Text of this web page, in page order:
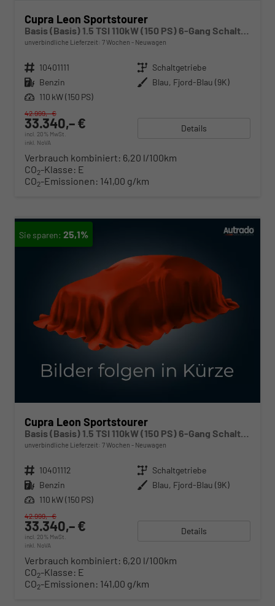
Cupra Leon Sportstourer
Basis (Basis) 1.5 TSI 110kW (150 PS) 6-Gang Schaltgetriebe
unverbindliche Lieferzeit: 7 Wochen Neuwagen
Fahrzeugnr. 10401111 Getriebe Schaltgetriebe
Kraftstoff Benzin Außenfarbe Blau, Fjord-Blau (9K)
Leistung 110 kW (150 PS)
33.340,– €
incl. 20% MwSt.
inkl. NoVA
42.999,– €
Details
Verbrauch kombiniert: 6,20 l/100km
CO2-Klasse: E
CO2-Emissionen: 141,00 g/km
25,1%
Cupra Leon Sportstourer
Basis (Basis) 1.5 TSI 110kW (150 PS) 6-Gang Schaltgetriebe
unverbindliche Lieferzeit: 7 Wochen Neuwagen
Fahrzeugnr. 10401112 Getriebe Schaltgetriebe
Kraftstoff Benzin Außenfarbe Blau, Fjord-Blau (9K)
Leistung 110 kW (150 PS)
33.340,– €
incl. 20% MwSt.
inkl. NoVA
42.999,– €
Details
Verbrauch kombiniert: 6,20 l/100km
CO2-Klasse: E
CO2-Emissionen: 141,00 g/km